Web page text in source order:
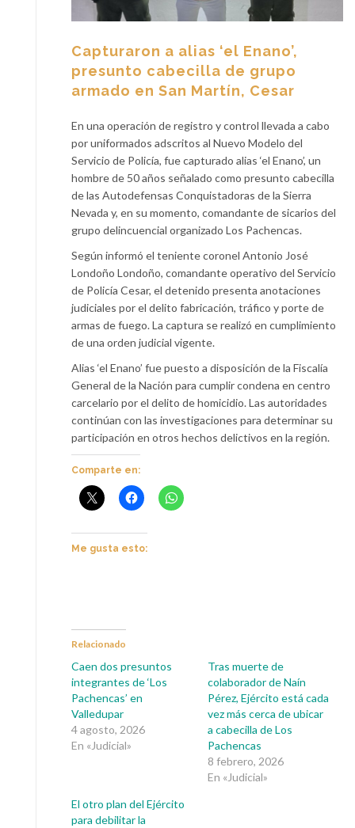
Capturaron a alias ‘el Enano’,
presunto cabecilla de grupo
armado en San Martín, Cesar
En una operación de registro y control llevada a cabo
por uniformados adscritos al Nuevo Modelo del
Servicio de Policía, fue capturado alias ‘el Enano’, un
hombre de 50 años señalado como presunto cabecilla
de las Autodefensas Conquistadoras de la Sierra
Nevada y, en su momento, comandante de sicarios del
grupo delincuencial organizado Los Pachencas.
Según informó el teniente coronel Antonio José
Londoño Londoño, comandante operativo del Servicio
de Policía Cesar, el detenido presenta anotaciones
judiciales por el delito fabricación, tráfico y porte de
armas de fuego. La captura se realizó en cumplimiento
de una orden judicial vigente.
Alias ‘el Enano’ fue puesto a disposición de la Fiscalía
General de la Nación para cumplir condena en centro
carcelario por el delito de homicidio. Las autoridades
continúan con las investigaciones para determinar su
participación en otros hechos delictivos en la región.
Comparte en:
Me gusta esto:
Relacionado
Caen dos presuntos
integrantes de ‘Los
Pachencas’ en
Valledupar
4 agosto, 2026
En «Judicial»
Tras muerte de
colaborador de Naín
Pérez, Ejército está cada
vez más cerca de ubicar
a cabecilla de Los
Pachencas
8 febrero, 2026
En «Judicial»
El otro plan del Ejército
para debilitar la